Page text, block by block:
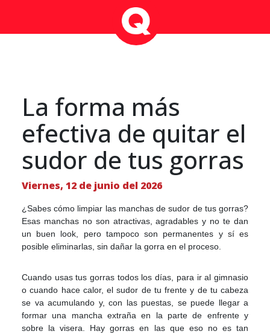
La forma más
efectiva de quitar el
sudor de tus gorras
Viernes, 12 de junio del 2026
¿Sabes cómo limpiar las manchas de sudor de tus gorras?
Esas manchas no son atractivas, agradables y no te dan
un buen look, pero tampoco son permanentes y sí es
posible eliminarlas, sin dañar la gorra en el proceso.
Cuando usas tus gorras todos los días, para ir al gimnasio
o cuando hace calor, el sudor de tu frente y de tu cabeza
se va acumulando y, con las puestas, se puede llegar a
formar una mancha extraña en la parte de enfrente y
sobre la visera. Hay gorras en las que eso no es tan